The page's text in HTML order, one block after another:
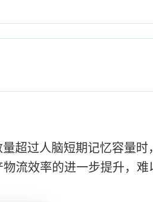
超过人脑短期记忆容量时
流效率的进一步提升，难